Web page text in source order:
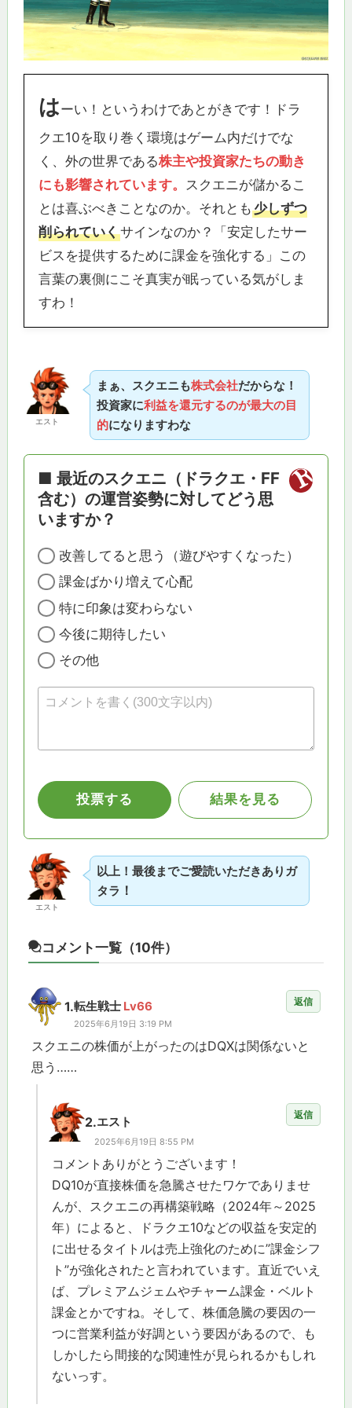
はーい！というわけであとがきです！ドラ
クエ10を取り巻く環境はゲーム内だけでな
く、外の世界である株主や投資家たちの動き
にも影響されています。 スクエニが儲かるこ
とは喜ぶべきことなのか。それとも少しずつ
削られていくサインなのか？「安定したサー
ビスを提供するために課金を強化する」この
言葉の裏側にこそ真実が眠っている気がしま
すわ！
エスト
まぁ、スクエニも株式会社だからな！
投資家に利益を還元するのが最大の目
的になりますわな
エスト
以上！最後までご愛読いただきありガ
タラ ！
コメント一覧（10件）
1.転生戦士 Lv66
2025年6月19日 3:19 PM
スクエニの株価が上がったのはDQXは関係ないと
思う……
返信
2.エスト
2025年6月19日 8:55 PM
コメントありがとうございます！
DQ10が直接株価を急騰させたワケでありませ
んが、スクエニの再構築戦略（2024年～2025
年）によると、ドラクエ10などの収益を安定的
に出せるタイトルは売上強化のために”課金シフ
ト”が強化されたと言われています。直近でいえ
ば、プレミアムジェムやチャーム課金・ベルト
課金とかですね。そして、株価急騰の要因の一
つに営業利益が好調という要因があるので、も
しかしたら間接的な関連性が見られるかもしれ
ないっす。
返信